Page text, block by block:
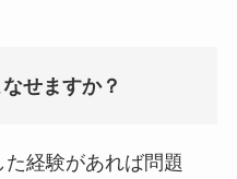
せますか？
経験があれば問題